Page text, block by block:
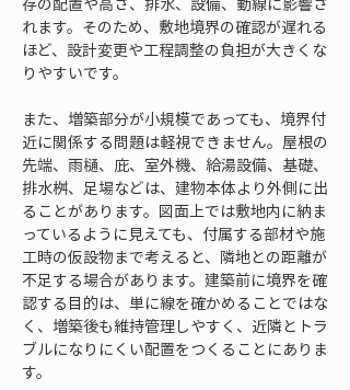
れます。そのため、敷地境界の確認が遅れる
ほど、設計変更や工程調整の負担が大きくな
りやすいです。
また、増築部分が小規模であっても、境界付
近に関係する問題は軽視できません。屋根の
先端、雨樋、庇、室外機、給湯設備、基礎、
排水桝、足場などは、建物本体より外側に出
ることがあります。図面上では敷地内に納ま
っているように見えても、付属する部材や施
工時の仮設物まで考えると、隣地との距離が
不足する場合があります。建築前に境界を確
認する目的は、単に線を確かめることではな
く、増築後も維持管理しやすく、近隣とトラ
ブルになりにくい配置をつくることにありま
す。